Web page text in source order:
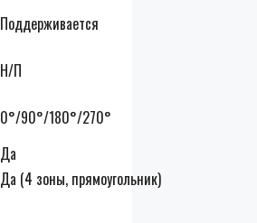
Поддерживается
Н/П
0°/90°/180°/270°
Да
Да (4 зоны, прямоугольник)